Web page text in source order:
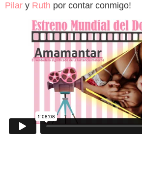
Pilar y Ruth por contar conmigo!